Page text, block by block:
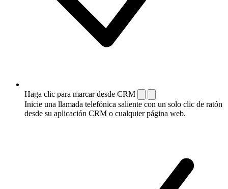
Haga clic para marcar desde CRM
Inicie una llamada telefónica saliente con un solo clic de ratón
desde su aplicación CRM o cualquier página web.